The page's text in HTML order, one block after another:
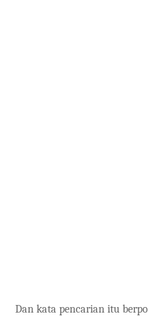
Dan kata pencarian itu